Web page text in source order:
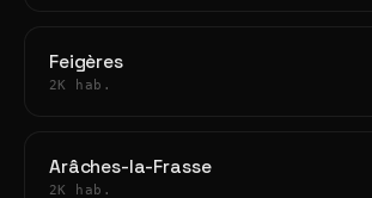
Feigères
2K hab.
Arâches-la-Frasse
2K hab.